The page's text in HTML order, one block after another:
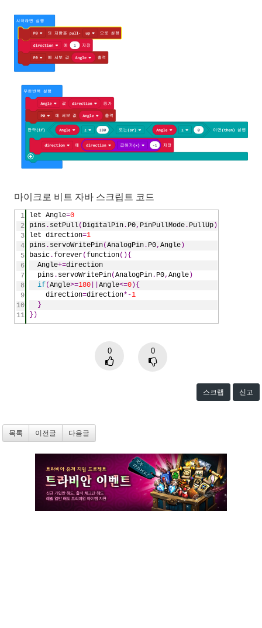
마이크로 비트 자바 스크립트 코드
1
2
3
4
5
6
7
8
9
10
11
let Angle=0
pins . setPull( DigitalPin . P0, PinPullMode . PullUp )
let
direction=1
pins . servoWritePin(AnalogPin . P0,Angle )
basic.forever(function(){
Angle+=direction
pins. servoWritePin(AnalogPin. P0,Angle )
if(Angle>=180 ||Angle<=0 ){
direction=direction*-1
}
})
0 0
스크랩 신고
목록 이전글 다음글